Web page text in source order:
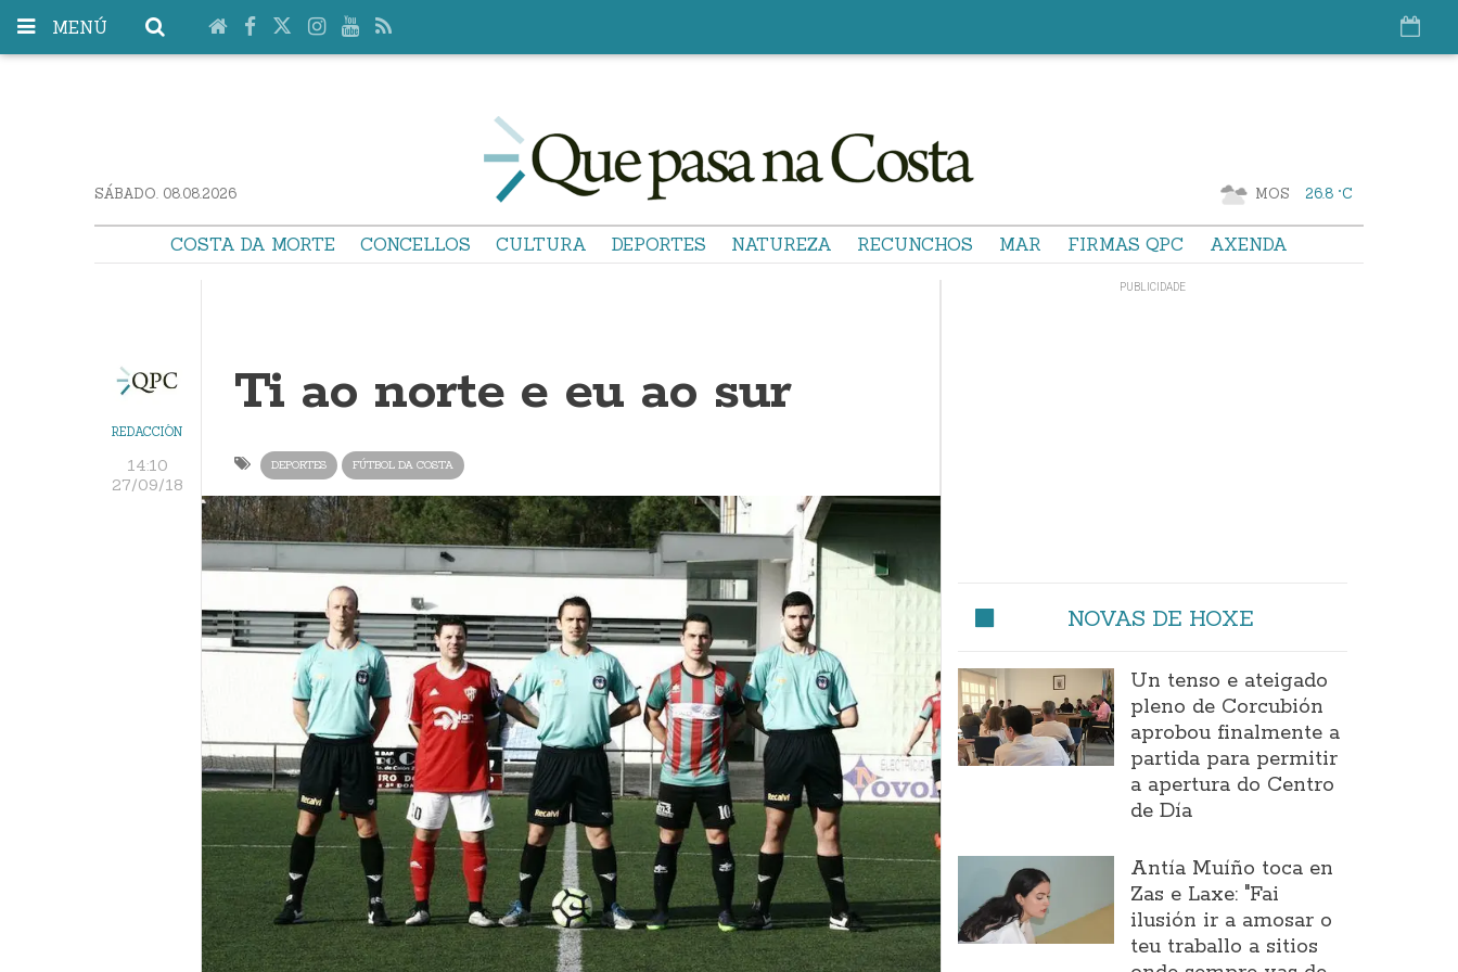
MENÚ
SÁBADO. 08.08.2026 MOS 26.8 °C
COSTA DA MORTE CONCELLOS CULTURA DEPORTES NATUREZA RECUNCHOS MAR FIRMAS QPC AXENDA
REDACCIÓN
14:10
27/09/18
Ti ao norte e eu ao sur
DEPORTES FÚTBOL DA COSTA
NOVAS DE HOXE
Un tenso e ateigado
pleno de Corcubión
aprobou finalmente a
partida para permitir
a apertura do Centro
de Día
Antía Muíño toca en
Zas e Laxe: "Fai
ilusión ir a amosar o
teu traballo a sitios